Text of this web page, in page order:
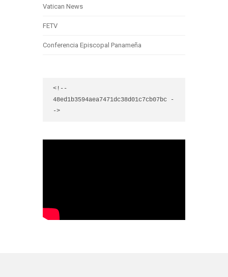
Vatican News
FETV
Conferencia Episcopal Panameña
<!--
48ed1b3594aea7471dc38d01c7cb07bc -
->